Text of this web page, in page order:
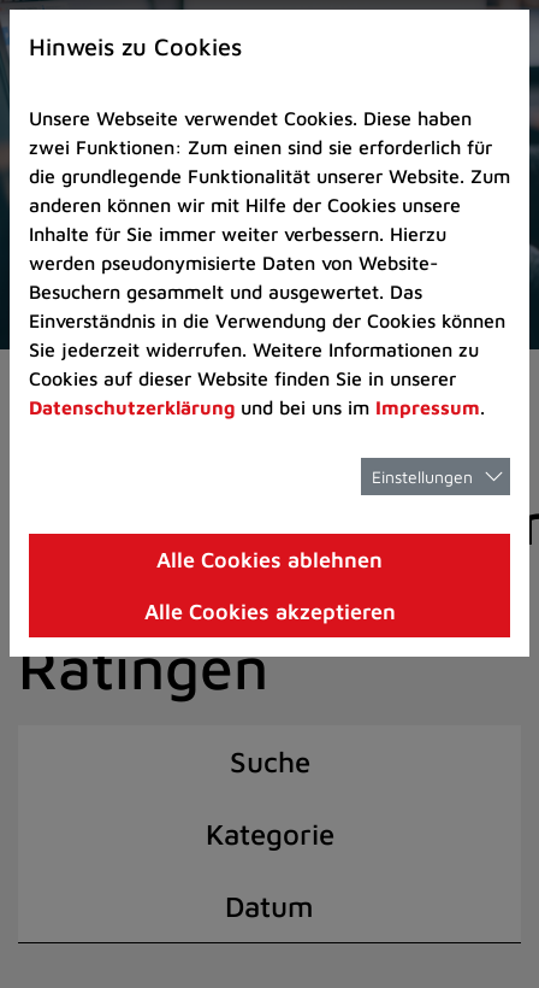
Zur
Startseite
Zum
Seitenanfang
springen
(Schnelltaste
A)
Zur
Navigation/Menü
springen
(Schnelltaste
M)
Zur
8)
I)
Aktuelles Pressemitteilungen
der Stadt
Ratingen
Suche
Kategorie
Datum
Hinweis zu Cookies
Unsere Webseite verwendet Cookies. Diese haben
zwei Funktionen: Zum einen sind sie erforderlich für
die grundlegende Funktionalität unserer Website. Zum
anderen können wir mit Hilfe der Cookies unsere
Inhalte für Sie immer weiter verbessern. Hierzu
werden pseudonymisierte Daten von Website-
Besuchern gesammelt und ausgewertet. Das
Einverständnis in die Verwendung der Cookies können
Sie jederzeit widerrufen. Weitere Informationen zu
Cookies auf dieser Website finden Sie in unserer
Datenschutzerklärung und bei uns im Impressum.
Einstellungen
Alle Cookies ablehnen
Alle Cookies akzeptieren